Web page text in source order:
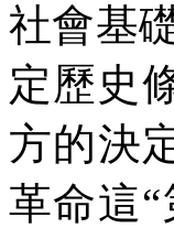
社會基礎
定歷史
方的決
革命這“